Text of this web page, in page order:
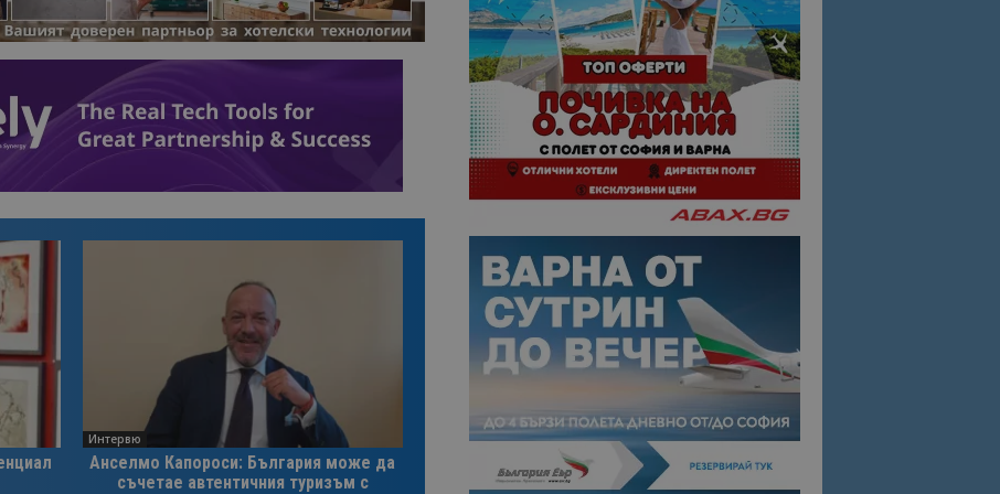
Интервю
Анселмо Капороси: България може да
съчетае автентичния туризъм с